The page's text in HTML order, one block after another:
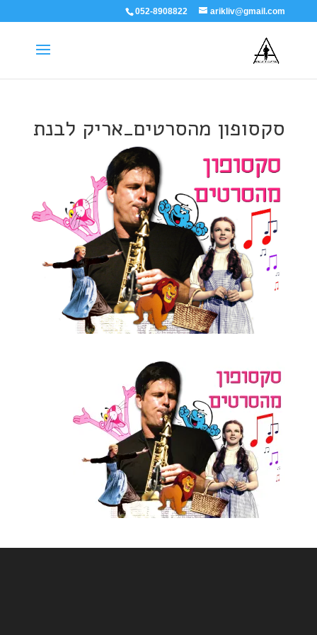
052-8908822 arikliv@gmail.com
סקסופון מהסרטים_אריק לבנת